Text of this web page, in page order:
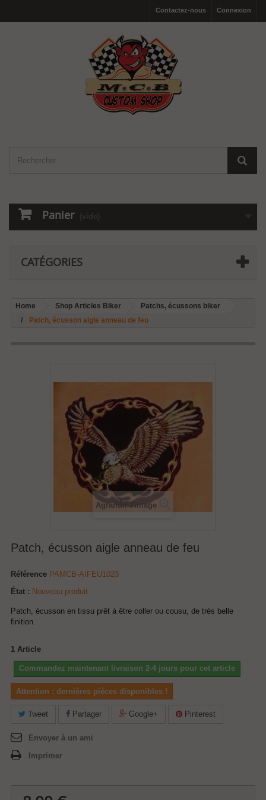
Connexion
Contactez-nous
Panier (vide)
CATÉGORIES
Home Shop Articles Biker
Patchs, écussons biker
Patch, écusson aigle anneau de feu
Agrandir l'image
Patch, écusson aigle anneau de feu
Référence PAMCB-AIFEU1023
État : Nouveau produit
Patch, écusson en tissu prêt à être coller ou cousu, de très belle
finition.
1 Article
Commandez maintenant livraison 2-4 jours pour cet article
Attention : dernières pièces disponibles !
Tweet Partager Google+ Pinterest
Envoyer à un ami
Imprimer